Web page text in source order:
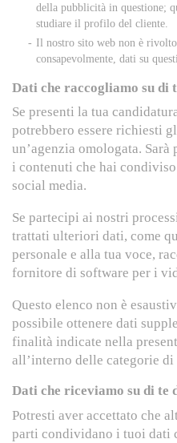
della pubblicità in questione;
studiare il profilo del cliente.
Il nostro sito web non è
consapevolmente, dati su
Dati che raccogliamo su
Se presenti la tua
potrebbero essere richiesti
un’agenzia omologata.
i contenuti che hai
social media.
Se partecipi ai nostri
trattati ulteriori dati, come
personale e alla tua voce,
fornitore di software per i
Questo elenco non è
possibile ottenere dati
finalità indicate nella
all’interno delle categorie
Dati che riceviamo su di te
Potresti aver accettato che
parti condividano i tuoi dati